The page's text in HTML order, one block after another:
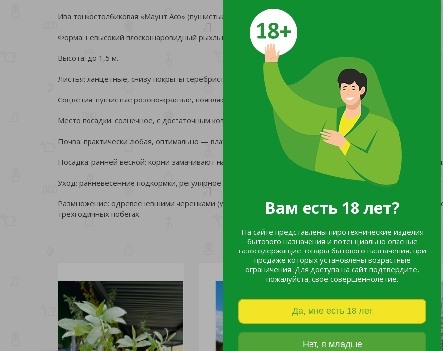
Вам есть 18 лет?
На сайте представлены пиротехнические изделия
бытового назначения и потенциально опасные
газосодержащие товары бытового назначения, при
продаже которых установлены возрастные
ограничения. Для доступа на сайт подтвердите,
пожалуйста, свое совершеннолетие.
Да, мне есть 18 лет
Нет, я младше
Ива тонкостолбиковая «Маунт Асо» (пушистые розовые почки)
Форма: невысокий плоскошаровидный рыхлый кустарник.
Высота: до 1,5 м.
Листья: ланцетные, снизу покрыты серебристо‑серыми волосками.
Соцветия: пушистые розово‑красные, появляются в феврале.
Место посадки: солнечное, с достаточным количеством влаги.
Почва: практически любая, оптимально — влажная и плодородная.
Посадка: ранней весной; корни замачивают на 3–6 часов; яма — 60×60 см; обильный полив до
Уход: ранневесенние подкормки, регулярное рыхление и мульчирование почвы.
Размножение: одревесневшими черенками (укореняются почти все); прирост за год — 0,7–0,9 м;
трёхгодичных побегах.